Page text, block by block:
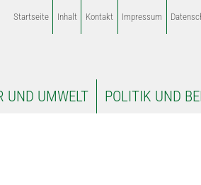
Startseite Inhalt Kontakt Impressum
UND UMWELT POLITIK UND